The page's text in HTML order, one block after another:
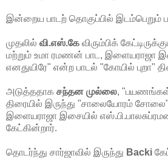
இன்றைய பாடற் தொகுப்பில் இடம்பெறும்
முதலில் வி.எஸ்.கே விரும்பிக்
மற்றும் உமா ரமணன் பாட, இளையராஜா
எனதுயிரே" என்ற பாடல் "கோயில் புறா"
அடுத்ததாக சந்தன முல்லை, "பயணங்கள்
திரையில் இருந்து "சாலையோரம்
இளையராஜா இசையில்
கேட்கின்றார்.
தொடர்ந்து சார்ஜாவில் இருந்து Backi